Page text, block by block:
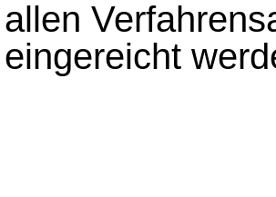
allen
eingereicht